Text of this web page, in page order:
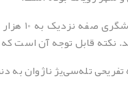
توجه آن است که از میان مخاطبان
تله‌سی‌یژ ناژوان به دنبال